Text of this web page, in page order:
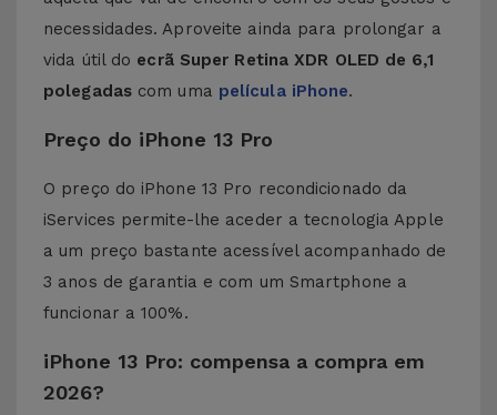
necessidades. Aproveite ainda para prolongar a
vida útil do ecrã Super Retina XDR OLED de 6,1
polegadascom uma película iPhone.
Preço do iPhone 13 Pro
O preço do iPhone 13 Pro recondicionado da
iServices permite-lhe aceder a tecnologia Apple
a um preço bastante acessível acompanhado de
3 anos de garantia e com um Smartphone a
funcionar a 100%.
iPhone 13 Pro: compensa a compra em
2026?